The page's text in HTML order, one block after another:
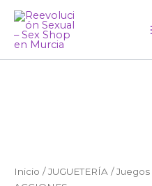
contenido
Inicio /JUGUETERÍA /Juegos
RASCA